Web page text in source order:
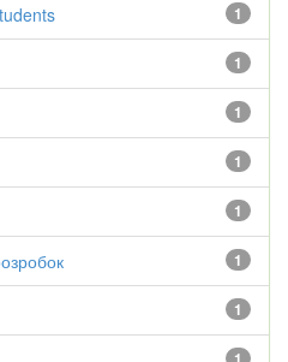
1
1
1
1
1
1
1